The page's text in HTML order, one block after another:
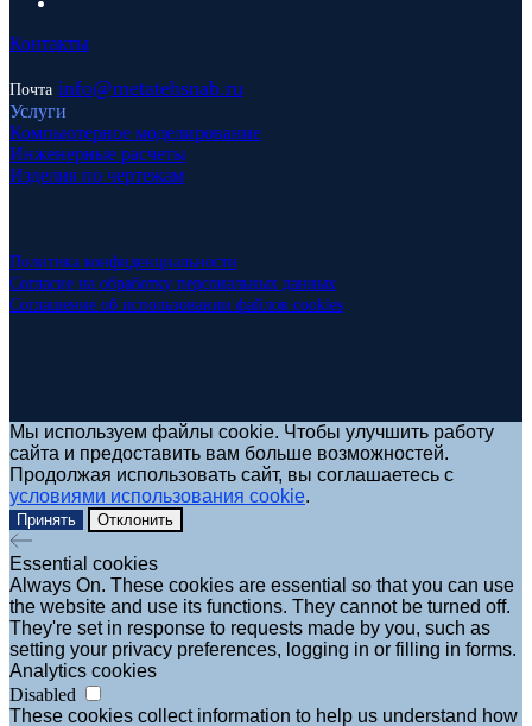
Контакты
Почта info@metatehsnab.ru
Услуги
Компьютерное моделирование
Инженерные расчеты
Изделия по чертежам
Политика конфиденциальности
Согласие на обработку персональных данных
Соглашение об использовании файлов cookies
Мы используем файлы cookie. Чтобы улучшить работу
сайта и предоставить вам больше возможностей.
Продолжая использовать сайт, вы соглашаетесь с
условиями использования cookie.
Принять Отклонить
Essential cookies
Always On. These cookies are essential so that you can use
the website and use its functions. They cannot be turned off.
They're set in response to requests made by you, such as
setting your privacy preferences, logging in or filling in forms.
Analytics cookies
Disabled
These cookies collect information to help us understand how